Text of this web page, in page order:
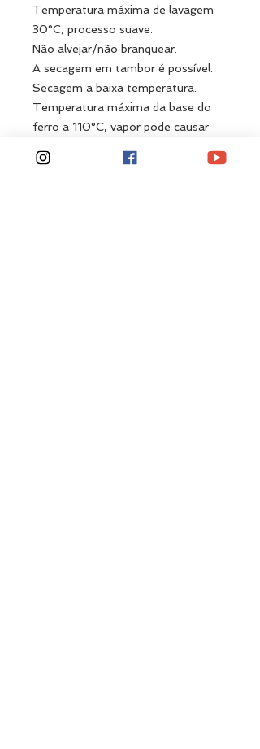
Temperatura máxima de lavagem
30°C, processo suave.
Não alvejar/não branquear.
A secagem em tambor é possível.
Secagem a baixa temperatura.
Temperatura máxima da base do
ferro a 110°C, vapor pode causar
Não limpar a seco.